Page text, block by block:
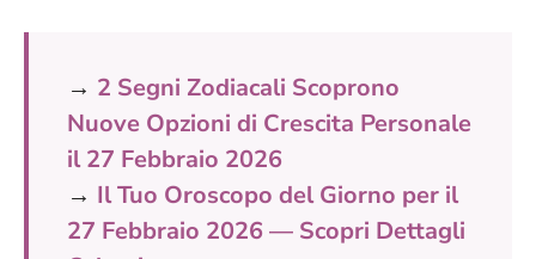
→ 2 Segni Zodiacali Scoprono
Nuove Opzioni di Crescita Personale
il 27 Febbraio 2026
→ Il Tuo Oroscopo del Giorno per il
27 Febbraio 2026 — Scopri Dettagli